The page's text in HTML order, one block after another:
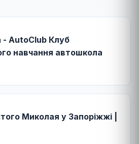
AutoClub Клуб
навчання автошкола
Миколая у Запоріжжі |